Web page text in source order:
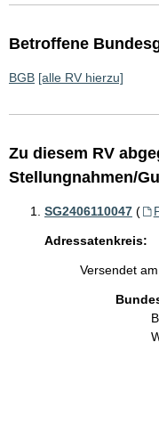
Betroffene
BGB [alle RV hierzu]
Zu diesem RV
Stellungnahmen/
SG2406110047 (
Adressatenkreis:
Versendet